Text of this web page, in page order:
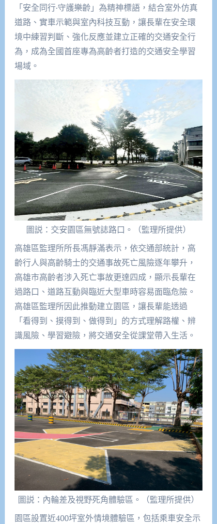
「安全同行·守護樂齡」為精神標語，結合室外仿真
道路、實車示範與室內科技互動，讓長輩在安全環
境中練習判斷、強化反應並建立正確的交通安全行
為，成為全國首座專為高齡者打造的交通安全學習
場域。
圖説：交安園區無號誌路口。（監理所提供）
高雄區監理所所長馮靜滿表示，依交通部統計，高
齡行人與高齡騎士的交通事故死亡風險逐年攀升，
高雄市高齡者涉入死亡事故更達四成，顯示長輩在
過路口、道路互動與臨近大型車時容易面臨危險。
高雄區監理所因此推動建立園區，讓長輩能透過
「看得到、摸得到、做得到」的方式理解路權、辨
識風險、學習避險，將交通安全從課堂帶入生活。
圖説：內輪差及視野死角體驗區。（監理所提供）
園區設置近400坪室外情境體驗區，包括乘車安全示